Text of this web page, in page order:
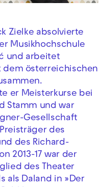
Zielke absolvierte
Musikhochschule
und arbeitet
dem österreichischen
er Meisterkurse bei
Stamm und war
Gesellschaft
des
des Richard-
2013-17 war der
des Theater
als Daland in »Der